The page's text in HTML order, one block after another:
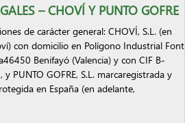
– CHOVÍ Y PUNTO GOFRE
de carácter general: CHOVÍ, S.L. (en
con domicilio en Polígono Industrial Font
Benifayó (Valencia) y con CIF B-
PUNTO GOFRE, S.L. marcaregistrada y
en España (en adelante,